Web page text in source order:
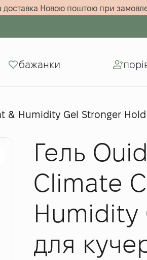
доставка Новою поштою
бажанки
Humidity Gel Stronger Hold
Гель
Climate
Humidity
для